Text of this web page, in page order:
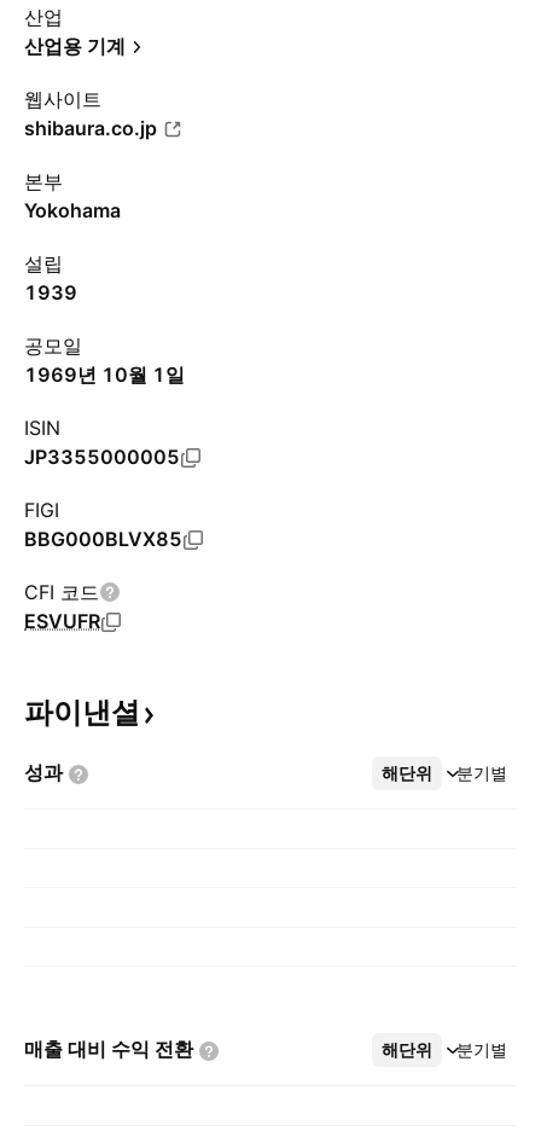
산업
산업용 기계
웹사이트
shibaura.co.jp
본부
Yokohama
설립
1939
공모일
1969년 10월 1일
ISIN
JP3355000005
FIGI
BBG000BLVX85
CFI 코드
ESVUFR
파이낸셜
성과 해단위 분기별
더보기
매출 대비 수익 전환 해단위 분기별
더보기